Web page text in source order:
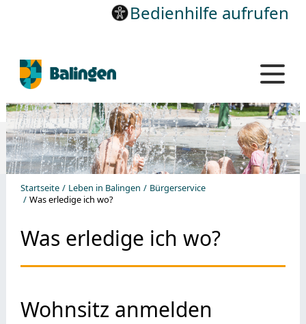
Bedienhilfe aufrufen
Startseite Leben in Balingen
Bürgerservice
Was erledige ich wo?
Was erledige ich wo?
Wohnsitz anmelden